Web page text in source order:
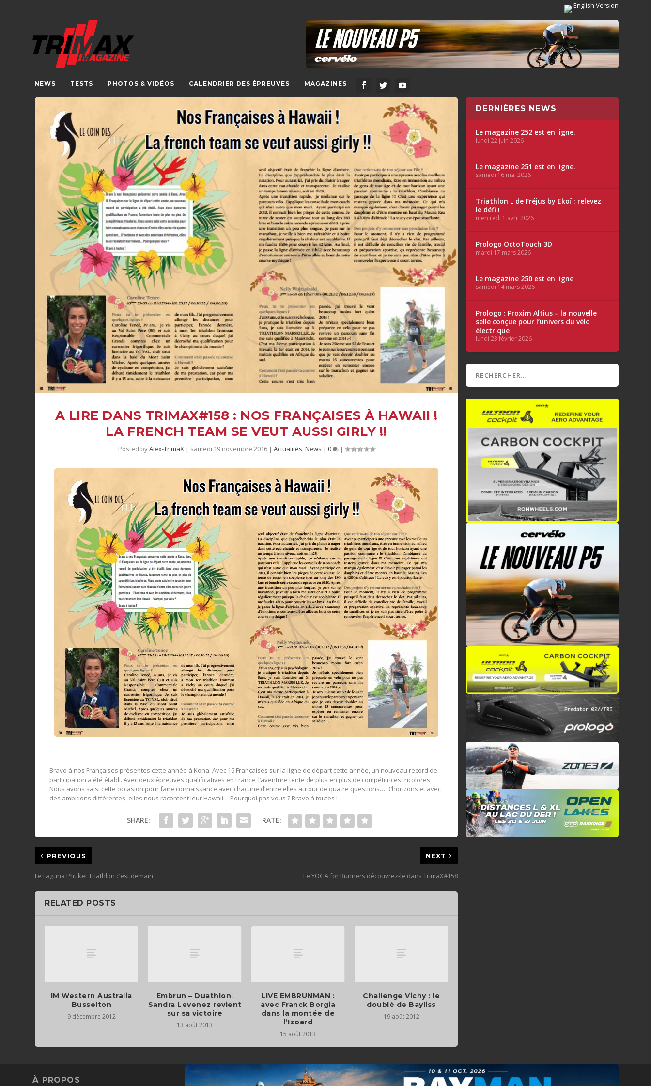
English Version
NEWS TESTS PHOTOS & VIDÉOS CALENDRIER DES ÉPREUVES MAGAZINES
A LIRE DANS TRIMAX#158 : NOS FRANÇAISES À HAWAII !
LA FRENCH TEAM SE VEUT AUSSI GIRLY !!
Posted byAlex-TrimaX| samedi 19 novembre 2016| Actualités,News | 0 |
Bravo à nos Françaises présentes cette année à Kona. Avec 16 Françaises sur la ligne de départ cette année, un nouveau record de
participation a été établi. Avec deux épreuves qualificatives en France, l’aventure tente de plus en plus de compétitrices tricolores.
Nous avons saisi cette occasion pour faire connaissance avec chacune d’entre elles autour de quatre questions… D’horizons et avec
des ambitions différentes, elles nous racontent leur Hawaii… Pourquoi pas vous ? Bravo à toutes !
SHARE: RATE:
PREVIOUS
Le Laguna Phuket Triathlon c’est demain !
NEXT
Le YOGA for Runners découvrez-le dans TrimaX#158
RELATED POSTS
IM Western Australia
Busselton
9 décembre 2012
Embrun – Duathlon:
Sandra Levenez revient
sur sa victoire
13 août 2013
LIVE EMBRUNMAN :
avec Franck Borgia
dans la montée de
l’Izoard
15 août 2013
Challenge Vichy : le
doublé de Bayliss
19 août 2012
DERNIÈRES NEWS
Le magazine 252 est en ligne.
lundi 22 juin 2026
Le magazine 251 est en ligne.
samedi 16 mai 2026
Triathlon L de Fréjus by Ekoï : relevez
le défi !
mercredi 1 avril 2026
Prologo OctoTouch 3D
mardi 17 mars 2026
Le magazine 250 est en ligne
samedi 14 mars 2026
Prologo : Proxim Altius – la nouvelle
selle conçue pour l’univers du vélo
électrique
lundi 23 février 2026
À PROPOS